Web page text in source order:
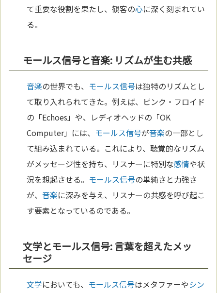
て重要な役割を果たし、観客の心に深く刻まれてい
る。
モールス信号と音楽: リズムが生む共感
音楽の世界でも、 モールス信号は独特のリズムとし
て取り入れられてきた。例えば、ピンク・フロイド
の「Echoes」や、レディオヘッドの「OK
Computer」には、 モールス信号が音楽の一部とし
て組み込まれている。これにより、聴覚的なリズム
がメッセージ性を持ち、リスナーに特別な感情や状
況を想起させる。 モールス信号の単純さと力強さ
が、音楽に深みを与え、リスナーの共感を呼び起こ
す要素となっているのである。
文学とモールス信号: 言葉を超えたメッ
セージ
文学においても、 モールス信号はメタファーやシン